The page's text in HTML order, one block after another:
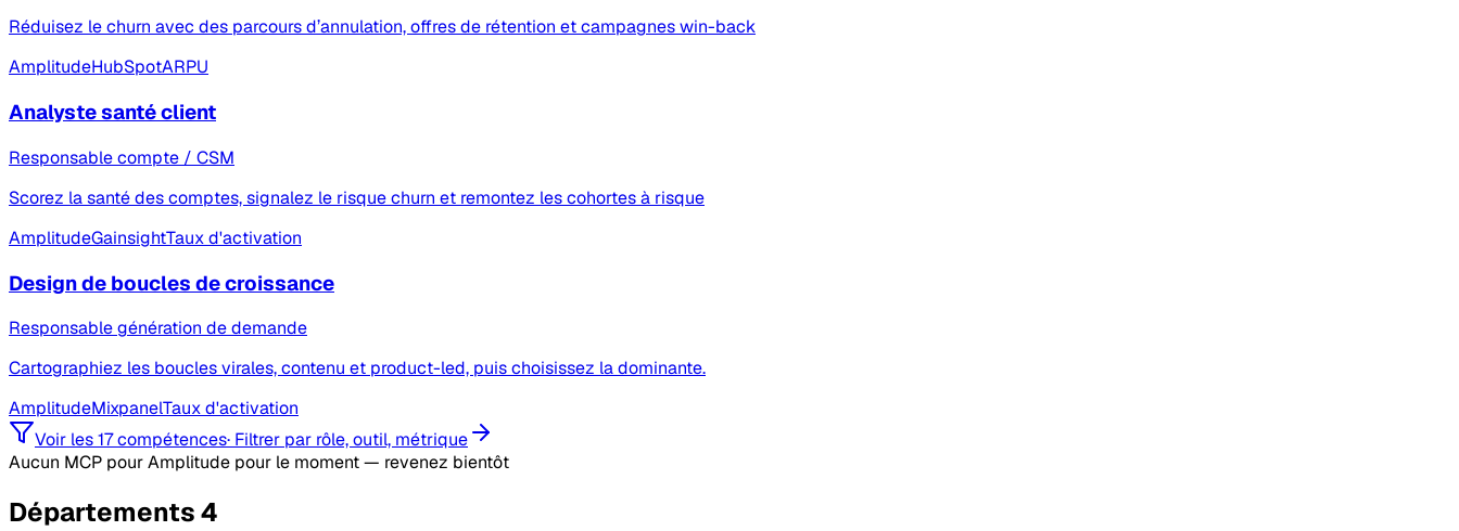
Réduisez le churn avec des parcours d’annulation, offres de rétention et campagnes win-back
AmplitudeHubSpotARPU
Analyste santé client
Responsable compte / CSM
Scorez la santé des comptes, signalez le risque churn et remontez les cohortes à risque
AmplitudeGainsightTaux d'activation
Design de boucles de croissance
Responsable génération de demande
Cartographiez les boucles virales, contenu et product-led, puis choisissez la dominante.
AmplitudeMixpanelTaux d'activation
Voir les 17 compétences· Filtrer par rôle, outil, métrique
Aucun MCP pour Amplitude pour le moment — revenez bientôt
Départements4